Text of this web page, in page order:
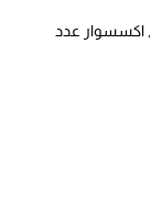
اكسسوار عدد